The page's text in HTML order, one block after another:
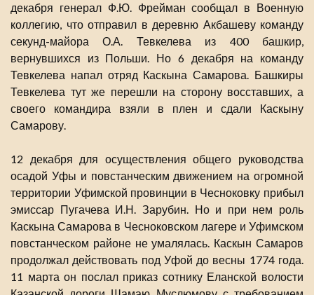
декабря генерал Ф.Ю. Фрейман сообщал в Военную
коллегию, что отправил в деревню Акбашеву команду
секунд-майора О.А. Тевкелева из 400 башкир,
вернувшихся из Польши. Но 6 декабря на команду
Тевкелева напал отряд Каскына Самарова. Башкиры
Тевкелева тут же перешли на сторону восставших, а
своего командира взяли в плен и сдали Каскыну
Самарову.
12 декабря для осуществления общего руководства
осадой Уфы и повстанческим движением на огромной
территории Уфимской провинции в Чесноковку прибыл
эмиссар Пугачева И.Н. Зарубин. Но и при нем роль
Каскына Самарова в Чесноковском лагере и Уфимском
повстанческом районе не умалялась. Каскын Самаров
продолжал действовать под Уфой до весны 1774 года.
11 марта он послал приказ сотнику Еланской волости